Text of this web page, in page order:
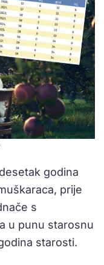
godina
prije
s
u punu starosnu
starosti.